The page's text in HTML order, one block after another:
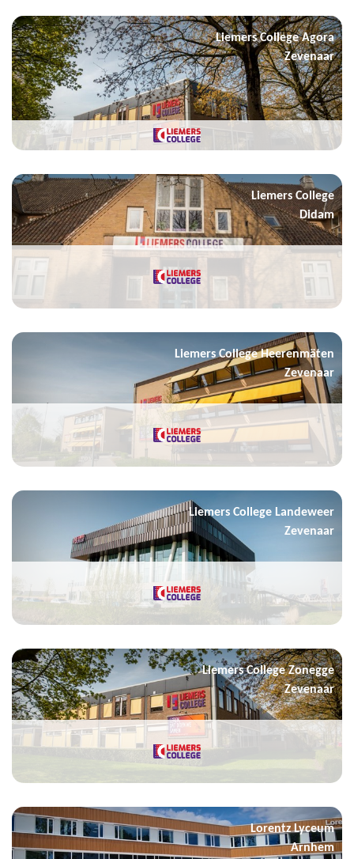
Liemers College Agora
Zevenaar
Liemers College
Didam
Liemers College Heerenmäten
Zevenaar
Liemers College Landeweer
Zevenaar
Liemers College Zonegge
Zevenaar
Lorentz Lyceum
Arnhem